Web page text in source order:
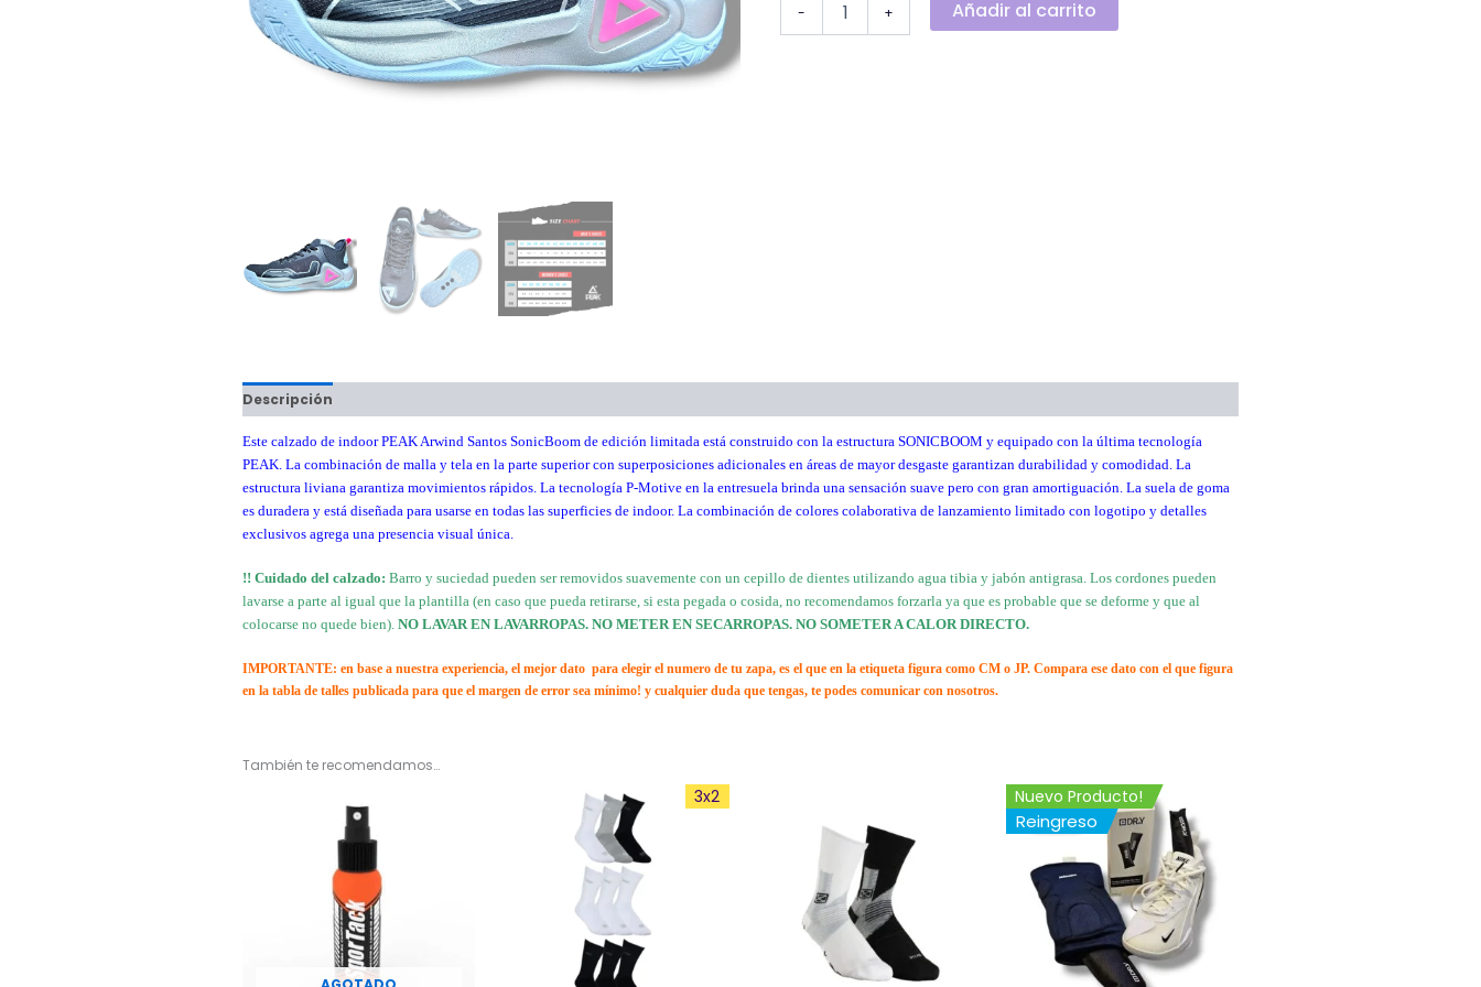
- + Añadir al carrito
Descripción
Este calzado de indoor PEAK Arwind Santos SonicBoom de edición limitada está construido con la estructura SONICBOOM y equipado con la última tecnología
PEAK. La combinación de malla y tela en la parte superior con superposiciones adicionales en áreas de mayor desgaste garantizan durabilidad y comodidad. La
estructura liviana garantiza movimientos rápidos. La tecnología P-Motive en la entresuela brinda una sensación suave pero con gran amortiguación. La suela de goma
es duradera y está diseñada para usarse en todas las superficies de indoor. La combinación de colores colaborativa de lanzamiento limitado con logotipo y detalles
exclusivos agrega una presencia visual única.
!! Cuidado del calzado: Barro y suciedad pueden ser removidos suavemente con un cepillo de dientes utilizando agua tibia y jabón antigrasa. Los cordones pueden
lavarse a parte al igual que la plantilla (en caso que pueda retirarse, si esta pegada o cosida, no recomendamos forzarla ya que es probable que se deforme y que al
colocarse no quede bien). NO LAVAR EN LAVARROPAS. NO METER EN SECARROPAS. NO SOMETER A CALOR DIRECTO.
IMPORTANTE: en base a nuestra experiencia, el mejor dato para elegir el numero de tu zapa, es el que en la etiqueta figura como CM o JP. Compara ese dato con el que figura
en la tabla de talles publicada para que el margen de error sea mínimo! y cualquier duda que tengas, te podes comunicar con nosotros.
También te recomendamos…
3x2
Este
producto
tiene
múltiples
variantes.
Las
opciones
se
pueden
elegir
tiene
múltiples
variantes.
Las
opciones
se
pueden
elegir
¡Oferta!
Nuevo Producto!
Reingreso
¡Oferta!
El
precio
original
era:
$ 39.999.
precio
actual
es:
$ 37.999.